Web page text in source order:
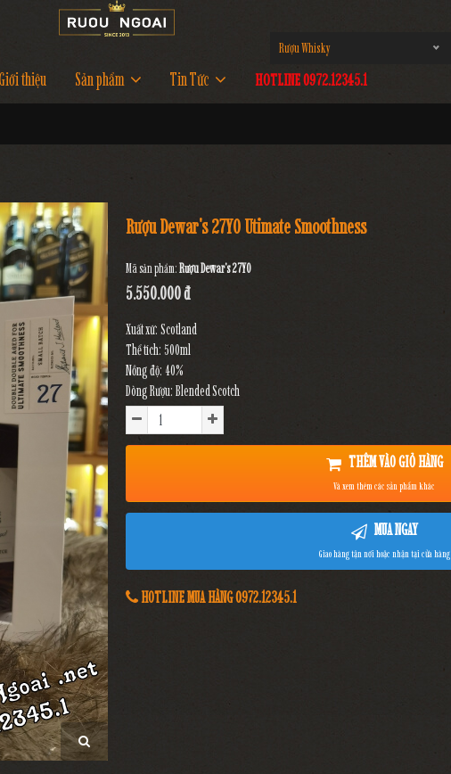
Rượu Whisky
Giới thiệu Sản phẩm Tin Tức HOTLINE 0972.12345.1
Rượu Dewar's 27YO Utimate Smoothness
Mã sản phẩm:Rượu Dewar's 27YO
5.550.000 đ
Xuất xứ: Scotland
Thể tích: 500ml
Nồng độ: 40%
Dòng Rượu: Blended Scotch
THÊM VÀO GIỎ HÀNG
Và xem thêm các sản phẩm khác
MUA NGAY
Giao hàng tận nơi hoặc nhận tại cửa hàng
HOTLINE MUA HÀNG 0972.12345.1